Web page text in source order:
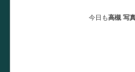
今日も高槻 写